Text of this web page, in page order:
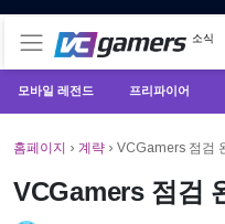
소식
모바일 레전드 프리파이어
홈페이지 › 계략 › VCGamers 점검
VCGamers 점검